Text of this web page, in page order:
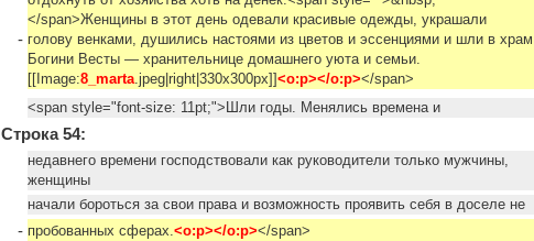
-
</span>Женщины в этот день одевали красивые одежды, украшали
голову венками, душились настоями из цветов и эссенциями и шли в храм
Богини Весты — хранительнице домашнего уюта и семьи.
[[Image:8_marta.jpeg|right|330x300px]] <o:p></o:p></span>
<span style="font-size: 11pt;">Шли годы. Менялись времена и
Строка 54:
недавнего времени господствовали как руководители только мужчины,
женщины
начали бороться за свои права и возможность проявить себя в доселе не
- пробованных сферах.<o:p></o:p></span>